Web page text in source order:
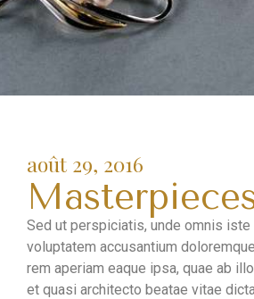
août 29, 2016
Sed ut perspiciatis, unde omnis
voluptatem accusantium
rem aperiam eaque ipsa, quae ab
et quasi architecto beatae vitae